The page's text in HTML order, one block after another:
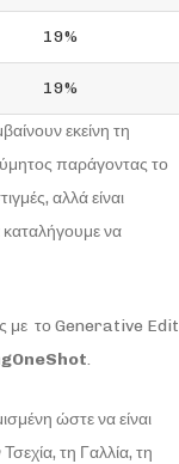
19%
19%
εκείνη τη
παράγοντας το
αλλά είναι
να
με το Generative Edit
.
ώστε να είναι
τη Γαλλία, τη